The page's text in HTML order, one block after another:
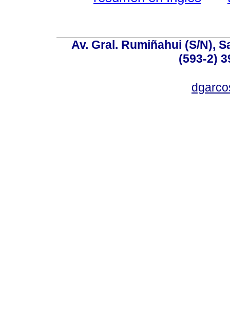
Av. Gral. Rumiñahui (S/N),
(593-2)